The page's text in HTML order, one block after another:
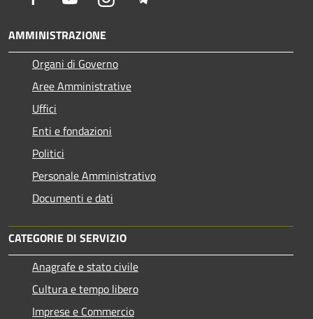
AMMINISTRAZIONE
Organi di Governo
Aree Amministrative
Uffici
Enti e fondazioni
Politici
Personale Amministrativo
Documenti e dati
CATEGORIE DI SERVIZIO
Anagrafe e stato civile
Cultura e tempo libero
Imprese e Commercio